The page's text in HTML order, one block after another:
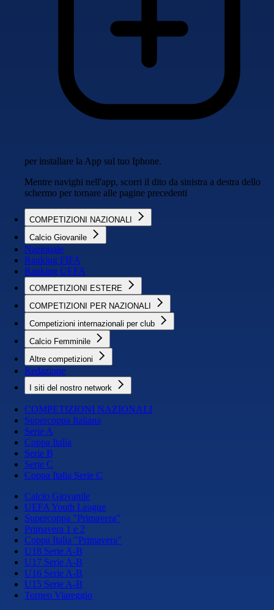
per installare la App sul tuo Iphone.
Mentre navighi nell'app, scorri il dito da sinistra a destra dello
schermo per tornare alle pagine precedenti
COMPETIZIONI NAZIONALI
Calcio Giovanile
Nazionale
Ranking FIFA
Ranking UEFA
COMPETIZIONI ESTERE
COMPETIZIONI PER NAZIONALI
Competizioni internazionali per club
Calcio Femminile
Altre competizioni
Redazione
I siti del nostro network
COMPETIZIONI NAZIONALI
Supercoppa Italiana
Serie A
Coppa Italia
Serie B
Serie C
Coppa Italia Serie C
Calcio Giovanile
UEFA Youth League
Supercoppa "Primavera"
Primavera 1 e 2
Coppa Italia "Primavera"
U18 Serie A-B
U17 Serie A-B
U16 Serie A-B
U15 Serie A-B
Torneo Viareggio